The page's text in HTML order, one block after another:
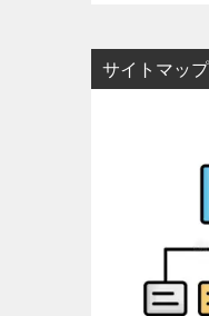
サイトマップ